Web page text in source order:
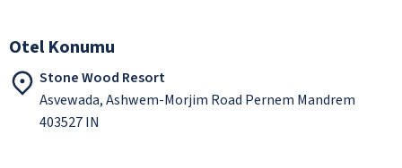
Otel Konumu
Stone Wood Resort
Asvewada, Ashwem-Morjim Road Pernem Mandrem
403527 IN